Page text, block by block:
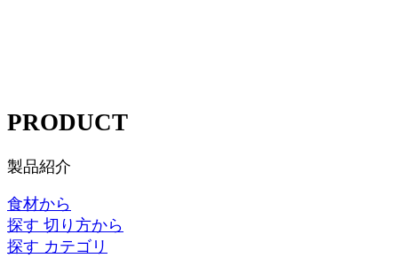
PRODUCT
製品紹介
食材から
探す 切り方から
探す カテゴリ